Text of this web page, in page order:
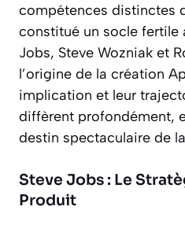
compétences distinctes
constitué un socle fertile
Jobs, Steve Wozniak et
l’origine de la création
implication et leur
diffèrent profondément,
destin spectaculaire de
Steve Jobs : Le
Produit